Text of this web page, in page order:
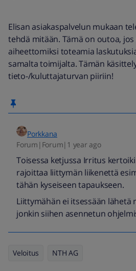
Elisan asiakaspalvelun mukaan
tehdä mitään. Tämä on outoa,
aiheettomiksi toteamia
samalta toimijalta. Tämän
tieto-/kuluttajaturvan piiriin!
Porkkana
Forum|Forum|1 year ago
Toisessa ketjussa Irritus
rajoittaa liittymän liikenettä
tähän kyseiseen tapaukseen.
Liittymähän ei itsessään lähetä
jonkin siihen asennetun
Veloitus NTH AG